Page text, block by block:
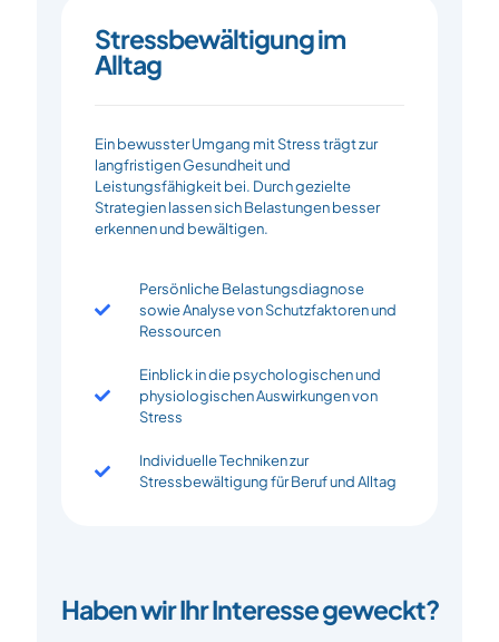
Stressbewältigung im
Alltag
Ein bewusster Umgang mit Stress trägt zur
langfristigen Gesundheit und
Leistungsfähigkeit bei. Durch gezielte
Strategien lassen sich Belastungen besser
erkennen und bewältigen.
Persönliche Belastungsdiagnose
sowie Analyse von Schutzfaktoren und
Ressourcen
Einblick in die psychologischen und
physiologischen Auswirkungen von
Stress
Individuelle Techniken zur
Stressbewältigung für Beruf und Alltag
Haben wir Ihr Interesse geweckt?